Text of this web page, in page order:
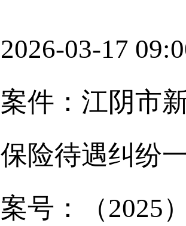
2026-03-17
案件：江阴市
保险待遇纠纷
案号：（2025